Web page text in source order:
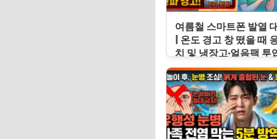
여름철 스마트폰 발열
| 온도 경고 창 떴을 때
치 및 냉장고·얼음팩 투
지 이유